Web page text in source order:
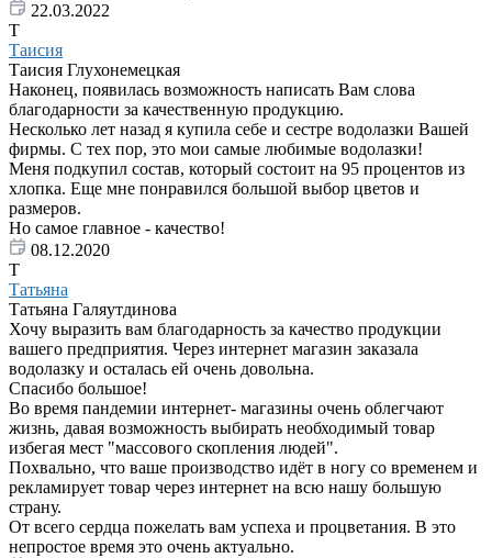
22.03.2022
Т
Таисия
Таисия Глухонемецкая
Наконец, появилась возможность написать Вам слова
благодарности за качественную продукцию.
Несколько лет назад я купила себе и сестре водолазки Вашей
фирмы. С тех пор, это мои самые любимые водолазки!
Меня подкупил состав, который состоит на 95 процентов из
хлопка. Еще мне понравился большой выбор цветов и
размеров.
Но самое главное - качество!
08.12.2020
Т
Татьяна
Татьяна Галяутдинова
Хочу выразить вам благодарность за качество продукции
вашего предприятия. Через интернет магазин заказала
водолазку и осталась ей очень довольна.
Спасибо большое!
Во время пандемии интернет- магазины очень облегчают
жизнь, давая возможность выбирать необходимый товар
избегая мест "массового скопления людей".
Похвально, что ваше производство идёт в ногу со временем и
рекламирует товар через интернет на всю нашу большую
страну.
От всего сердца пожелать вам успеха и процветания. В это
непростое время это очень актуально.